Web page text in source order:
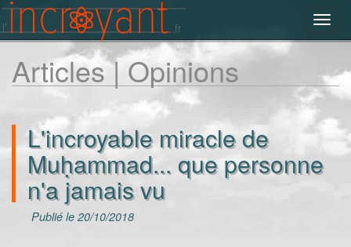
Articles | Opinions
L'incroyable miracle de
Muḥammad... que personne
n'a jamais vu
Publié le 20/10/2018